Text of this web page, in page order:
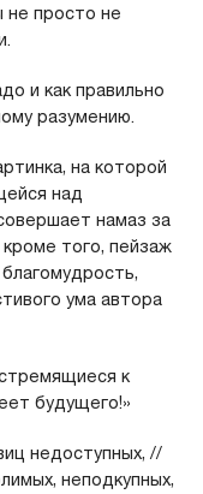
не просто не
и как правильно
разумению.
на которой
над
намаз за
того, пейзаж
ума автора
к
будущего!»
недоступных, //
неподкупных,